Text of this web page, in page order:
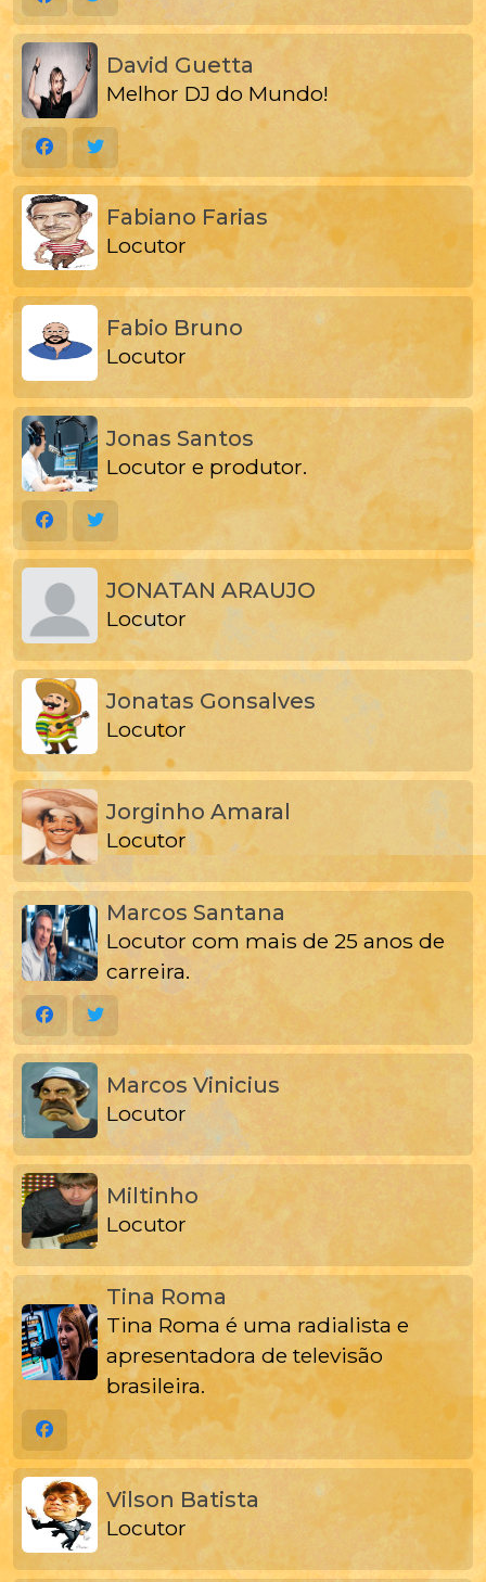
David Guetta
Melhor DJ do Mundo!
Fabiano Farias
Locutor
Fabio Bruno
Locutor
Jonas Santos
Locutor e produtor.
JONATAN ARAUJO
Locutor
Jonatas Gonsalves
Locutor
Jorginho Amaral
Locutor
Marcos Santana
Locutor com mais de 25 anos de
carreira.
Marcos Vinicius
Locutor
Miltinho
Locutor
Tina Roma
Tina Roma é uma radialista e
apresentadora de televisão
brasileira.
Vilson Batista
Locutor